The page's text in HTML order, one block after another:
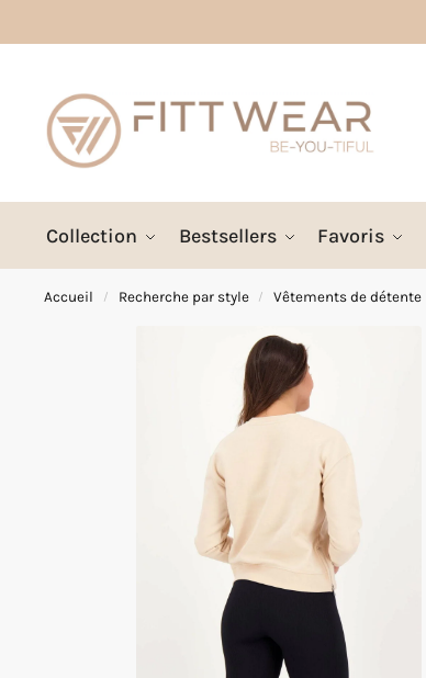
Collection Bestsellers Favoris
Accueil / Recherche par style / Vêtements de détente